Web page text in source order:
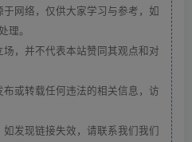
网络，仅供大家学习与参考，如
理。
，并不代表本站赞同其观点和对
或转载任何违法的相关信息，访
发现链接失效，请联系我们我们